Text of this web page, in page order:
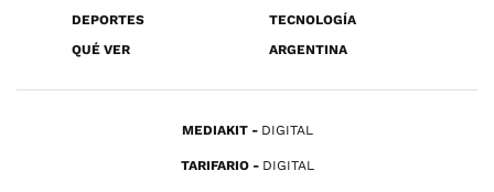
DEPORTES
TECNOLOGÍA
QUÉ VER
ARGENTINA
MEDIAKIT DIGITAL
TARIFARIO DIGITAL